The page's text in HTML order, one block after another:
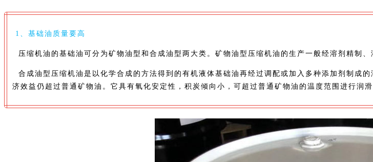
1、基础油质量要高
压缩机油的基础油可分为矿物油型和合成油型两大类。矿物油型压缩机油的生产一般经溶剂精制
合成油型压缩机油是以化学合成的方法得到的有机液体基础油再经过调配或加入多种添加剂制成
济效益仍超过普通矿物油。它具有氧化安定性，积炭倾向小，可超过普通矿物油的温度范围进行润